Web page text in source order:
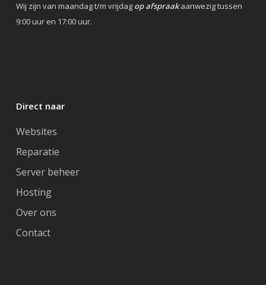
Wij zijn van maandag t/m vrijdag op afspraakaanwezig tussen
9:00 uur en 17:00 uur.
Direct naar
Websites
Reparatie
Server beheer
Hosting
Over ons
Contact